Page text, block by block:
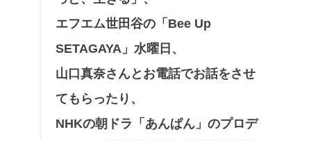
エフエム世田谷の「Bee Up
SETAGAYA」水曜日、
山口真奈さんとお電話でお話をさせ
てもらったり、
NHKの朝ドラ「あんぱん」のプロデ